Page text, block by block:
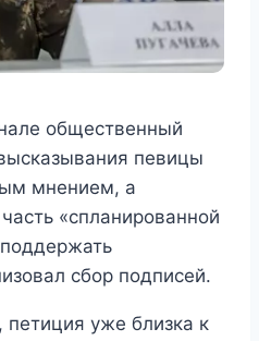
общественный
певицы
мнением, а
«спланированной
сбор подписей.
уже близка к